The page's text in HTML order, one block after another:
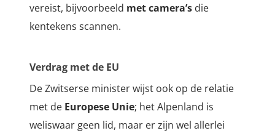
vereist, bijvoorbeeld met camera’s die
kentekens scannen.
Verdrag met de EU
De Zwitserse minister wijst ook op de relatie
met de Europese Unie; het Alpenland is
weliswaar geen lid, maar er zijn wel allerlei